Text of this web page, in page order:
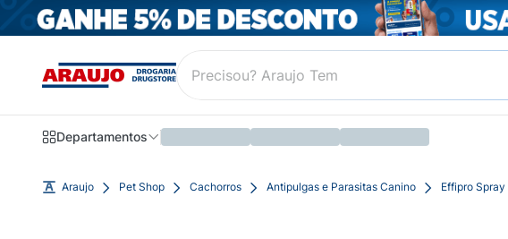
Departamentos
Araujo Pet Shop Cachorros Antipulgas e Parasitas Canino Effipro